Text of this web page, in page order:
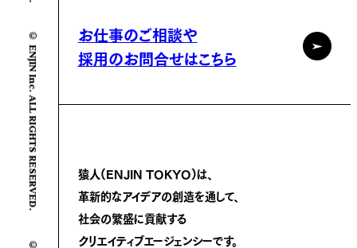
© ENJIN Inc. ALL RIGHTS RESERVED.
お仕事のご相談や
採用のお問合せはこちら
猿人(ENJIN TOKYO)は、
革新的なアイデアの創造を通して、
社会の繁盛に貢献する
クリエイティブエージェンシーです。